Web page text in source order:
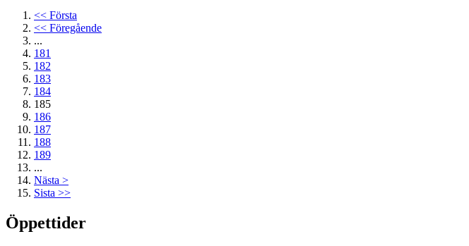
<< Första
<< Föregående
...
181
182
183
184
185
186
187
188
189
...
Nästa >
Sista >>
Öppettider